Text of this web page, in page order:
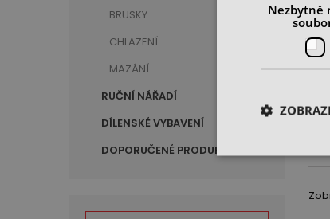
BRUSKY
CHLAZENÍ
MAZÁNÍ
RUČNÍ NÁŘADÍ
DÍLENSKÉ VYBAVENÍ
DOPORUČENÉ PRODUKTY
-
Nezbytně